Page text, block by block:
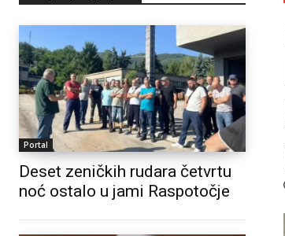
Portal
Deset zeničkih rudara četvrtu
noć ostalo u jami Raspotočje